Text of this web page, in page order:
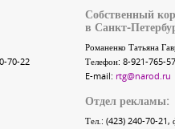
70-22
Собственный
в Санкт-
Романенко Татьяна
Телефон: 8-921-765-
E-mail: rtg@narod.ru
Отдел рекламы:
Тел.: (423) 240-70-21,